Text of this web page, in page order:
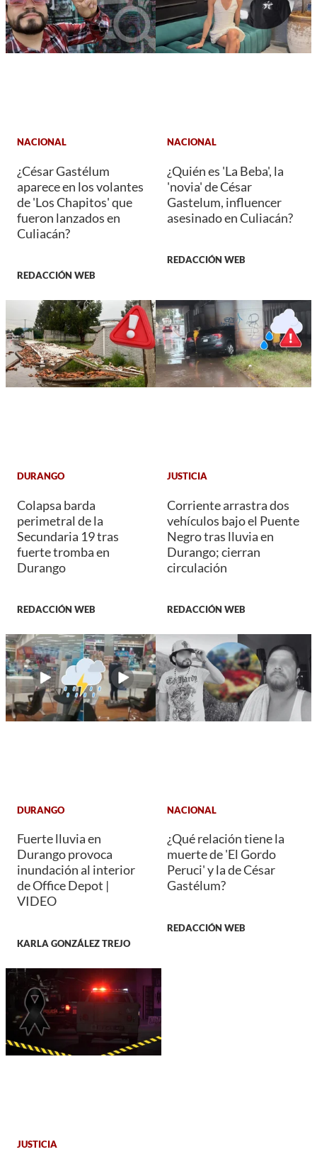
NACIONAL
¿César Gastélum
aparece en los volantes
de 'Los Chapitos' que
fueron lanzados en
Culiacán?
REDACCIÓN WEB
NACIONAL
¿Quién es 'La Beba', la
'novia' de César
Gastelum, influencer
asesinado en Culiacán?
REDACCIÓN WEB
DURANGO
Colapsa barda
perimetral de la
Secundaria 19 tras
fuerte tromba en
Durango
REDACCIÓN WEB
JUSTICIA
Corriente arrastra dos
vehículos bajo el Puente
Negro tras lluvia en
Durango; cierran
circulación
REDACCIÓN WEB
DURANGO
Fuerte lluvia en
Durango provoca
inundación al interior
de Office Depot |
VIDEO
KARLA GONZÁLEZ TREJO
NACIONAL
¿Qué relación tiene la
muerte de 'El Gordo
Peruci' y la de César
Gastélum?
REDACCIÓN WEB
JUSTICIA